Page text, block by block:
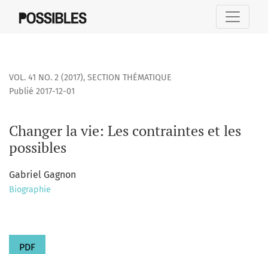
VOL. 41 NO. 2 (2017), SECTION THÉMATIQUE
Changer la vie: Les contraintes et les
possibles
Publié 2017-12-01
Gabriel Gagnon
Biographie
PDF